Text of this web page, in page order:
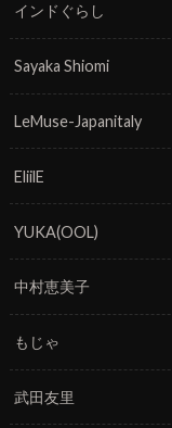
インドぐらし
Sayaka Shiomi
LeMuse-Japanitaly
EliilE
YUKA(OOL)
中村恵美子
もじゃ
武田友里